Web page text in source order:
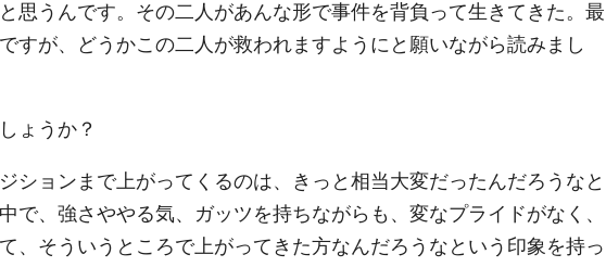
思うんです。その二人があんな形で事件を背負って生きてきた。最
すが、どうかこの二人が救われますようにと願いながら読みまし
ょうか？
ションまで上がってくるのは、きっと相当大変だったんだろうなと
で、強さややる気、ガッツを持ちながらも、変なプライドがなく、
、そういうところで上がってきた方なんだろうなという印象を持っ